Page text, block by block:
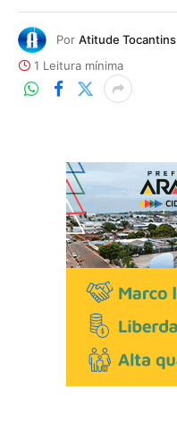
Por Atitude Tocantins
1 Leitura mínima